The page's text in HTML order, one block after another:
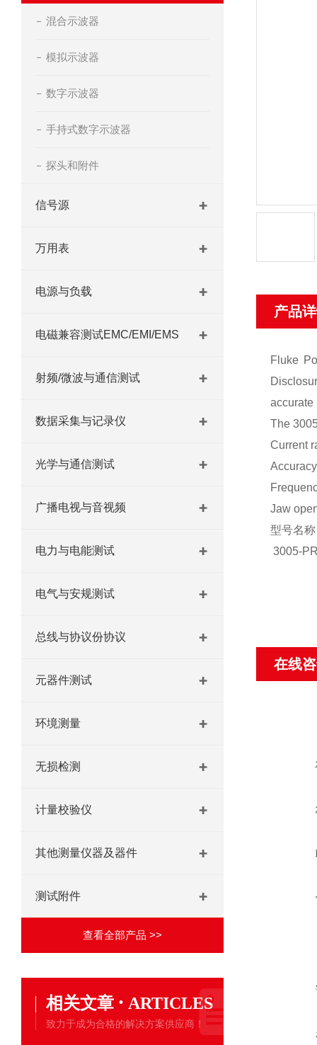
混合示波器
模拟示波器
数字示波器
手持式数字示波器
探头和附件
信号源
万用表
电源与负载
电磁兼容测试EMC/EMI/EMS
射频/微波与通信测试
数据采集与记录仪
光学与通信测试
广播电视与音视频
电力与电能测试
电气与安规测试
总线与协议份协议
元器件测试
环境测量
无损检测
计量校验仪
其他测量仪器及器件
测试附件
查看全部产品 >>
相关文章 · ARTICLES
致力于成为合格的解决方案供应商！
产品
Fluke
accurate
The
Current
Jaw
型号名
3005-
在线